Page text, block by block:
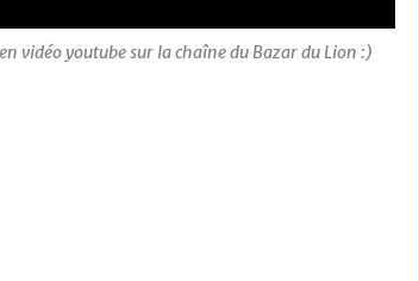
vidéo youtube sur la chaîne du Bazar du Lion :)